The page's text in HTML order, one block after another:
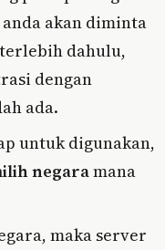
akan diminta
terlebih dahulu,
dengan
ada.
untuk digunakan,
negaramana
maka server